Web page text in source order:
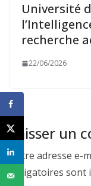
Université
recherche
22/06/2026
Laisser un
Votre adresse e-
obligatoires sont